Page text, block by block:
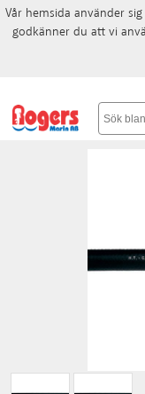
Vår hemsida använder
godkänner du att vi